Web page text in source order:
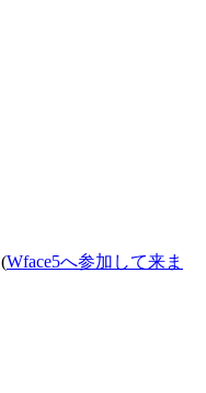
(Wface5へ参加して来ま